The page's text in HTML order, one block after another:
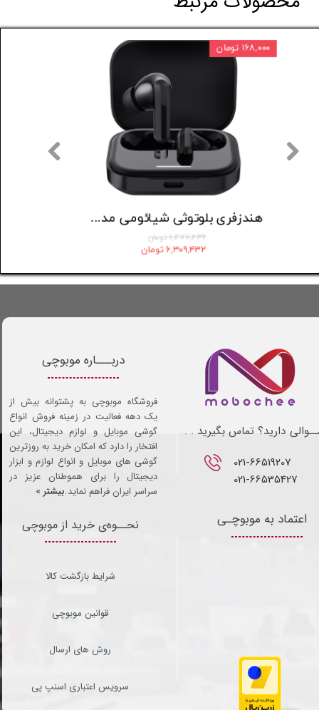
هدست بلوتوثی جی بی ال مدل Tune 520
021-66519207​​​​​​​
021-66535427
دارید؟ تماس بگیرید . .
نحــوه‌ی خرید از موبوچی
شرایط بازگشت کالا
قوانین موبوچی
روش های ارسال
سرویس اعتباری اسنپ پی
اعتماد به موبوچـی
دربـــاره موبوچی
فروشگاه موبوچی به پشتوانه بیش از
یک دهه فعالیت در زمینه فروش انواع
گوشی موبایل و لوازم دیجیتال، این
افتخار را دارد که امکان خرید به روزترین
گوشی های موبایل و انواع لوازم و ابزار
دیجیتال را برای هموطنان عزیز در
سراسر ایران فراهم نماید.بیشتر »